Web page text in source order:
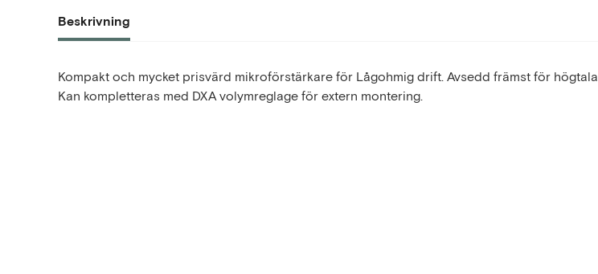
Beskrivning
Kompakt och mycket prisvärd mikroförstärkare för Lågohmig drift. Avsedd främst för
Kan kompletteras med DXA volymreglage för extern montering.